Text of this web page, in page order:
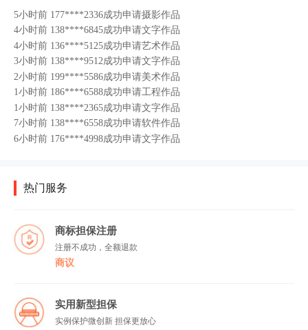
5小时前 177****2336成功申请摄影作品
4小时前 138****6845成功申请文字作品
4小时前 136****5125成功申请艺术作品
3小时前 138****9512成功申请文字作品
2小时前 199****5586成功申请美术作品
1小时前 186****6588成功申请工程作品
1小时前 138****2365成功申请文字作品
7小时前 138****6558成功申请软件作品
6小时前 176****4998成功申请文字作品
4小时前 136****5125成功申请艺术作品
1小时前 186****6588成功申请工程作品
热门服务
商标担保注册
注册不成功，全额退款
商议
实用新型担保
实例保护微创新 担保更放心